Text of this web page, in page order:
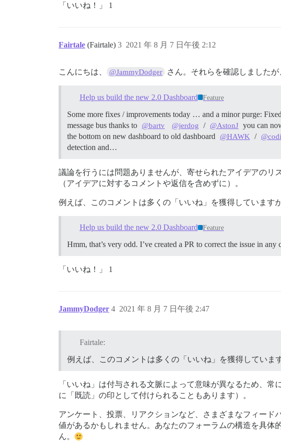
「いいね！」 1
Fairtale (Fairtale) 2021 年 8 月 7 日午後 2:12
3
こんにちは、 @JammyDodger さん。それらを確認しました
Help us build the new 2.0 Dashboard Feature
Some more fixes / improvements today … and a minor purge:
message bus thanks to @bartv @jerdog / @AstonJ you can
the bottom on new dashboard to old dashboard
@HAWK /
detection and…
議論を行うには問題ありませんが、寄せられたアイデアの
（アイデアに対するコメントや返信を含めずに）。
例えば、このコメントは多くの「いいね」を獲得しています
Help us build the new 2.0 Dashboard Feature
Hmm, that’s very odd. I’ve created a PR to correct the issue in any
「いいね！」 1
JammyDodger 2021 年 8 月 7 日午後 2:47
4
Fairtale:
例えば、このコメントは多くの「いいね」を獲得していま
「いいね」は付与される文脈によって意味が異なるため、
に「既読」の印として付けられることもあります）。
アンケート、投票、リアクションなど、さまざまなフィー
値があるかもしれません。あなたのフォーラムの構造を具
ん。